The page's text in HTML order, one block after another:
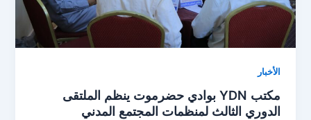
الأخبار
مكتب YDN بوادي حضرموت ينظم الملتقى
الدوري الثالث لمنظمات المجتمع المدني